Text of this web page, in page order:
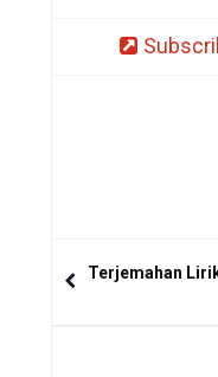
Terjemahan